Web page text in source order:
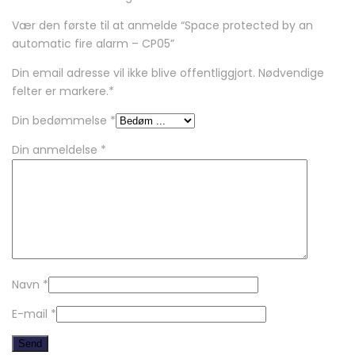
Vær den første til at anmelde “Space protected by an
automatic fire alarm – CP05”
Din email adresse vil ikke blive offentliggjort. Nødvendige
felter er markere.*
Din bedømmelse *
Din anmeldelse *
Navn *
E-mail *